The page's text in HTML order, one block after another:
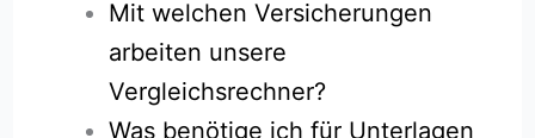
Mit welchen Versicherungen
arbeiten unsere
Vergleichsrechner?
Was benötige ich für Unterlagen